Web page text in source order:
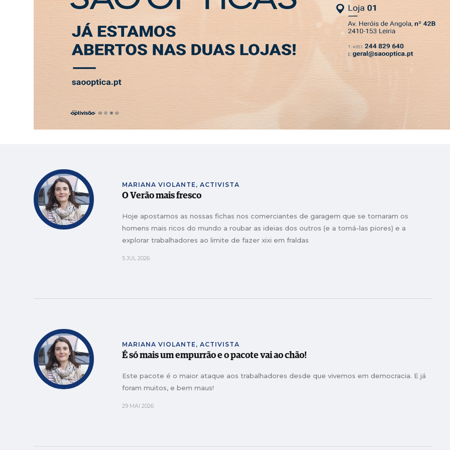
PUB
SÁBADO, 8 AGOSTO 2026 LEITORES CONTACTO NEWSLETTER
SOCIEDADE DESPORTO CLASSIFICADOS PODCASTS
Casal transforma terreno queimado em refúgio para cerca de 150 animais
MAIS VISTAS Faleceu António Vieira Rodrigues, fundador da Construtora do Lena
Em Angola há 17 anos, Ana Santos é directora financeira de empresa de tecnologia
Frumolde Tooling declarada insolvente pelo Tribunal de Alcobaça
MAIS VISTAS CeX abre no LeiriaShopping com tecnologia em segunda mão e 5 anos de garantia
MAIS VISTAS Junta de Pombal chama jovens ao combate às invasoras no Cotrofe
MARIANA VIOLANTE, ACTIVISTA
O Verão mais fresco
Hoje apostamos as nossas fichas nos comerciantes de garagem que se tornaram os
homens mais ricos do mundo a roubar as ideias dos outros (e a torná-las piores) e a
explorar trabalhadores ao limite de fazer xixi em fraldas
5 JUL 2026
MARIANA VIOLANTE, ACTIVISTA
É só mais um empurrão e o pacote vai ao chão!
Este pacote é o maior ataque aos trabalhadores desde que vivemos em democracia. E já
foram muitos, e bem maus!
29 MAI 2026